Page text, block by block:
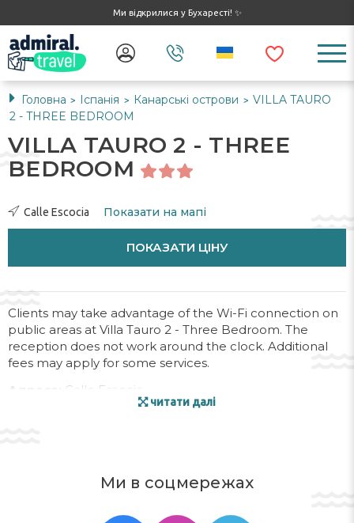
Ми відкрилися у Бухаресті! ✨
Головна > Іспанія > Канарські острови > VILLA TAURO
2 - THREE BEDROOM
VILLA TAURO 2 - THREE
BEDROOM
Calle Escocia Показати на мапі
ПОКАЗАТИ ЦІНУ
Clients may take advantage of the Wi-Fi connection on
public areas at Villa Tauro 2 - Three Bedroom. The
reception does not work around the clock. Additional
fees may apply for some services.
Адреса:
Calle Escocia
читати далі
Ми в соцмережах